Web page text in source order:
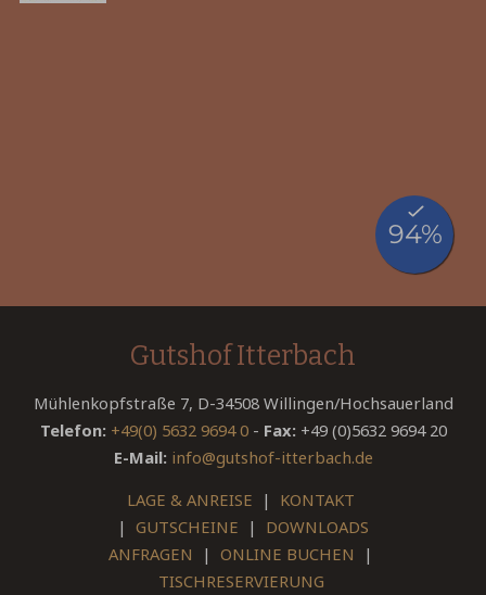
Gutshof Itterbach
Mühlenkopfstraße 7, D-34508 Willingen/Hochsauerland
Telefon: +49(0) 5632 9694 0- Fax: +49 (0)5632 9694 20
E-Mail: info@gutshof-itterbach.de
LAGE & ANREISE | KONTAKT
| GUTSCHEINE | DOWNLOADS
ANFRAGEN | ONLINE BUCHEN |
TISCHRESERVIERUNG